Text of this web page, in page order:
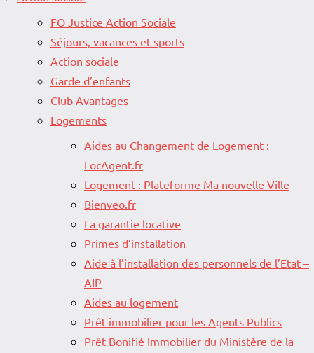
FO Justice Action Sociale
Séjours, vacances et sports
Action sociale
Garde d’enfants
Club Avantages
Logements
Aides au Changement de Logement :
LocAgent.fr
Logement : Plateforme Ma nouvelle Ville
Bienveo.fr
La garantie locative
Primes d’installation
Aide à l’installation des personnels de l’Etat –
AIP
Aides au logement
Prêt immobilier pour les Agents Publics
Prêt Bonifié Immobilier du Ministère de la